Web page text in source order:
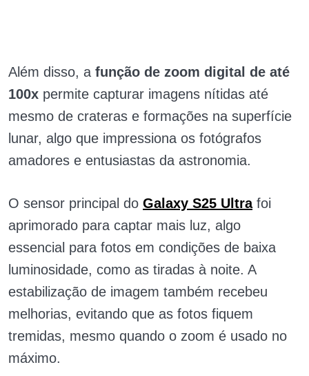
Além disso, a função de zoom digital de até
100x permite capturar imagens nítidas até
mesmo de crateras e formações na superfície
lunar, algo que impressiona os fotógrafos
amadores e entusiastas da astronomia.
O sensor principal do Galaxy S25 Ultrafoi
aprimorado para captar mais luz, algo
essencial para fotos em condições de baixa
luminosidade, como as tiradas à noite. A
estabilização de imagem também recebeu
melhorias, evitando que as fotos fiquem
tremidas, mesmo quando o zoom é usado no
máximo.